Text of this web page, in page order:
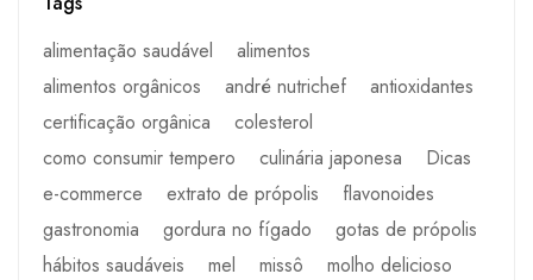
alimentação saudável
alimentos
alimentos orgânicos
andré nutrichef
antioxidantes
certificação orgânica
colesterol
como consumir tempero
culinária japonesa
Dicas
e-commerce
extrato de própolis
flavonoides
gastronomia
gordura no fígado
gotas de própolis
hábitos saudáveis
mel missô
molho delicioso